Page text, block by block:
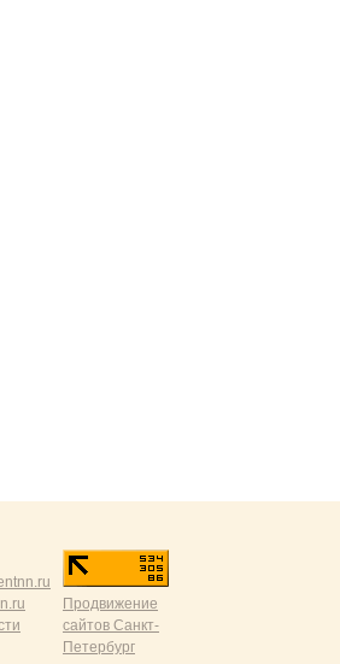
Продвижение
сайтов Санкт-
Петербург